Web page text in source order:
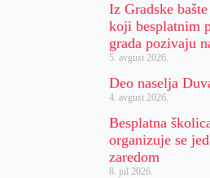
Iz Gradske
koji besplatnim
grada pozivaju
5. avgust 2026.
Deo naselja
4. avgust 2026.
Besplatna
organizuje se
zaredom
8. jul 2026.